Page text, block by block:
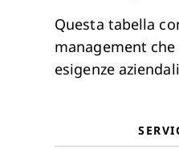
Questa tabella
management
esigenze